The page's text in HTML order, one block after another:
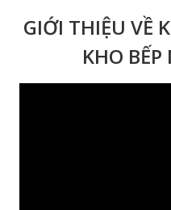
GIỚI THIỆU VỀ
KHO